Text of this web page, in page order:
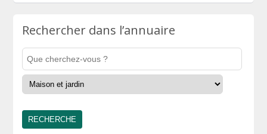
Rechercher dans l’annuaire